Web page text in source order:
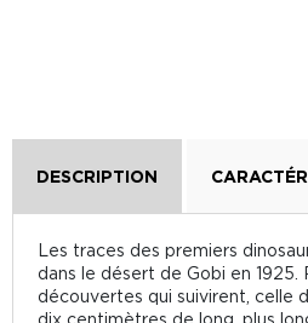
DESCRIPTION
Les traces des premiers
dans le désert de Gobi en 1925.
découvertes qui suivirent, celle
dix centimètres de long, plus